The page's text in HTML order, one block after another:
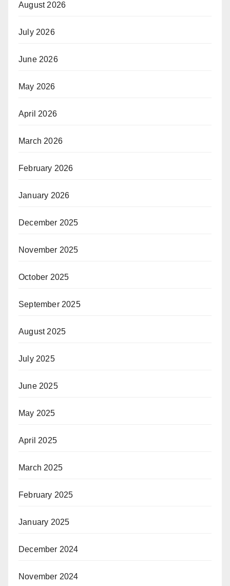
August 2026
July 2026
June 2026
May 2026
April 2026
March 2026
February 2026
January 2026
December 2025
November 2025
October 2025
September 2025
August 2025
July 2025
June 2025
May 2025
April 2025
March 2025
February 2025
January 2025
December 2024
November 2024